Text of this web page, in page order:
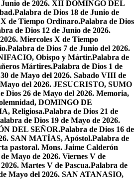
Junio de 2026. XII DOMINGO DEL
Palabra de Dios 18 de Junio de
de Tiempo Ordinaro.Palabra de Dios
de Dios 12 de Junio de 2026.
Miercoles X de Tiempo
Palabra de Dios 7 de Junio del 2026.
Obispo y Mártir.Palabra de
Mártires.Palabra de Dios 1 de
de Mayo del 2026. Sabado VIII de
del 2026. JESUCRISTO, SUMO
Dios 26 de Mayo del 2026. Memoria,
DOMINGO DE
Religiosa.Palabra de Dios 21 de
de Dios 19 de Mayo de 2026.
DEL SEÑOR.Palabra de Dios 16 de
SAN MATÍAS, Apóstol.Palabra de
pastoral. Mons. Jaime Calderón
Mayo de 2026. Viernes V de
Martes V de Pascua.Palabra de
Mayo del 2026. SAN ATANASIO,